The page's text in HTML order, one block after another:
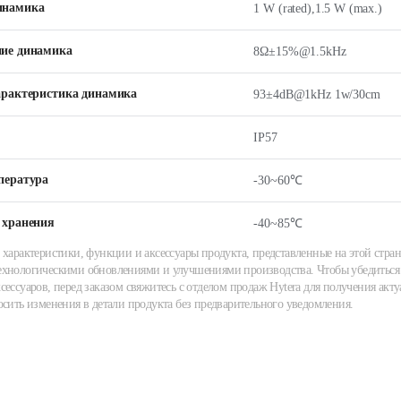
1 W (rated),1.5 W (max.)
динамика 8Ω±15%@1.5kHz
динамика 93±4dB@1kHz 1w/30cm
IP57
-30~60℃
-40~85℃
функции и аксессуары продукта, представленные на этой
обновлениями и улучшениями производства. Чтобы
перед заказом свяжитесь с отделом продаж Hytera для получения
изменения в детали продукта без предварительного уведомления.